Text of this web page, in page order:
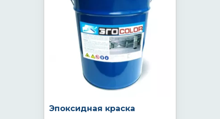
Эпоксидная краска